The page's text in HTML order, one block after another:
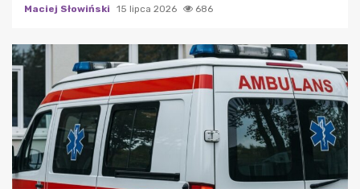
Maciej Słowiński 15 lipca 2026 686